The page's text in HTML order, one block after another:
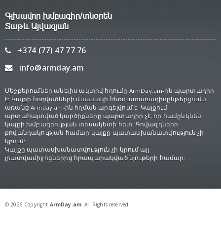
Գլխավոր խմբագիր/տնօրեն
Տաթև Այվազյան
+374 (77) 47 77 76
info@armday.am
Մեջբերումներ անելիս ակտիվ հղումը ArmDay.am-ին պարտադիր
է: Կայքի հոդվածների մասնակի հեռուստառադիոընթերցումն
առանց Armday.am-ին հղման արգելվում է: Կայքում
արտահայտված կարծիքները պարտադիր չէ, որ համընկնեն
կայքի խմբագրության տեսակետի հետ: Գովազդների
բովանդակության համար կայքը պատասխանատվություն չի
կրում:
Կայքը պատասխանատվություն չի կրում այլ
լրատվամիջոցներից հրապարակված նյութերի համար:
© 2026 Copyright ArmDay.am. All Rights reserved.